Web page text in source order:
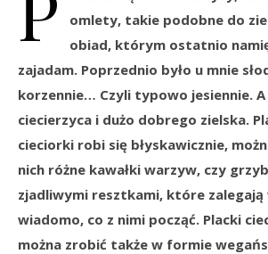
omlety, takie podobne do
obiad, którym ostatnio
zajadam. Poprzednio było u mnie
korzennie… Czyli typowo jesiennie.
ciecierzyca i dużo dobrego zielska.
cieciorki robi się błyskawicznie,
nich różne kawałki warzyw, czy
zjadliwymi resztkami, które zalegają
wiadomo, co z nimi począć. Placki
można zrobić także w formie